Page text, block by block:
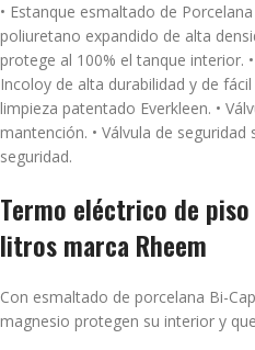
• Estanque esmaltado de
poliuretano expandido de alta
protege al 100% el tanque interior.
Incoloy de alta durabilidad y de
limpieza patentado Everkleen. •
mantención. • Válvula de
seguridad.
Termo eléctrico de
litros marca Rheem
Con esmaltado de porcelana Bi-
magnesio protegen su interior y